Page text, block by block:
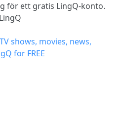
för ett gratis LingQ-konto.